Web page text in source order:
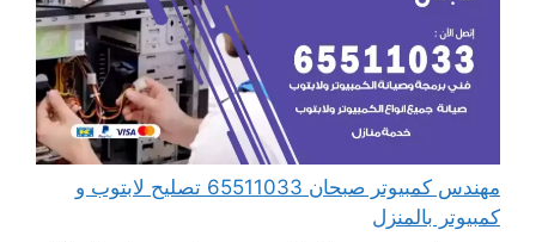
مهندس كمبيوتر صبحان 65511033 تصليح لابتوب و
كمبيوتر بالمنزل